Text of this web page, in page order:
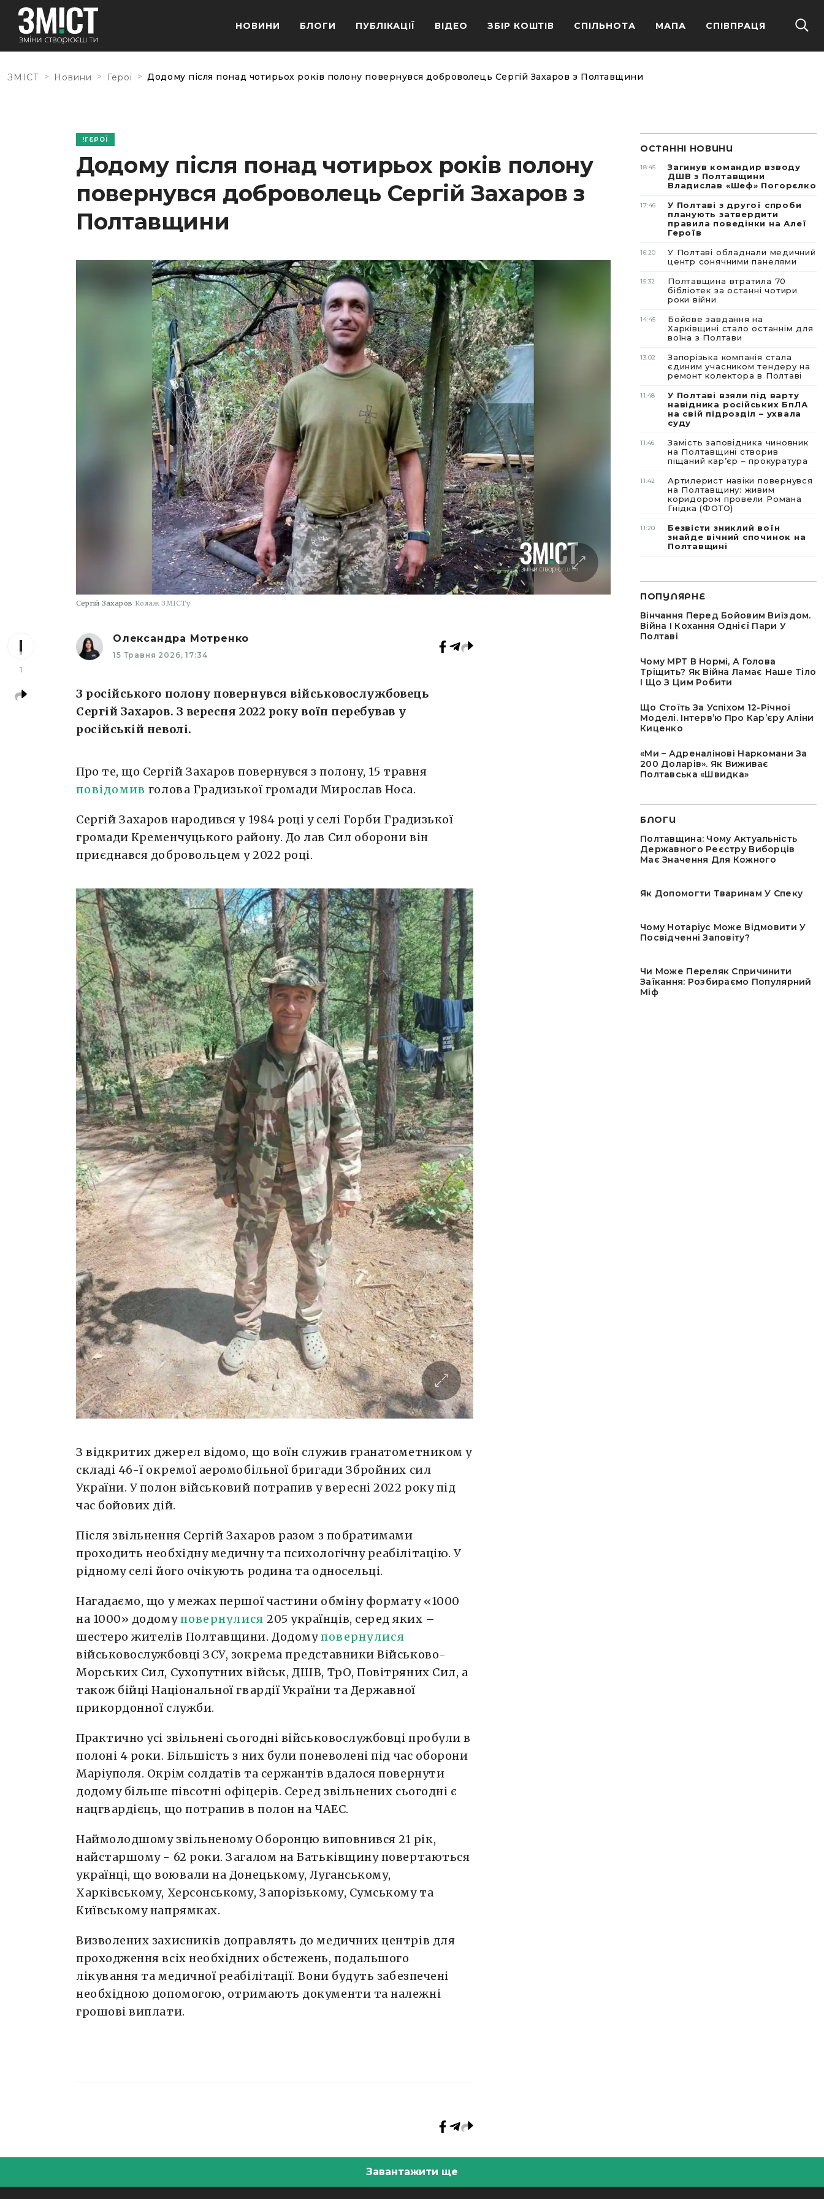
НОВИНИ БЛОГИ ПУБЛІКАЦІЇ ВІДЕО ЗБІР КОШТІВ СПІЛЬНОТА МАПА СПІВПРАЦЯ
ЗМІСТ > Новини > Герої > Додому після понад чотирьох років полону повернувся доброволець Сергій Захаров з Полтавщини
ГЕРОЇ
Додому після понад чотирьох років полону
повернувся доброволець Сергій Захаров з
Полтавщини
Сергій Захаров Колаж ЗМІСТу
1
Олександра Мотренко
15 Травня 2026, 17:34
З російського полону повернувся військовослужбовець
Сергій Захаров. З вересня 2022 року воїн перебував у
російській неволі.
Про те, що Сергій Захаров повернувся з полону, 15 травня
повідомив голова Градизької громади Мирослав Носа.
Сергій Захаров народився у 1984 році у селі Горби Градизької
громади Кременчуцького району. До лав Сил оборони він
приєднався добровольцем у 2022 році.
З відкритих джерел відомо, що воїн служив гранатометником у
складі 46-ї окремої аеромобільної бригади Збройних сил
України. У полон військовий потрапив у вересні 2022 року під
час бойових дій.
Після звільнення Сергій Захаров разом з побратимами
проходить необхідну медичну та психологічну реабілітацію. У
рідному селі його очікують родина та односельці.
Нагадаємо, що у межах першої частини обміну формату «1000
на 1000» додомуповернулися 205 українців, серед яких –
шестеро жителів Полтавщини. Додомуповернулися
військовослужбовці ЗСУ, зокрема представники Військово-
Морських Сил, Сухопутних військ, ДШВ, ТрО, Повітряних Сил, а
також бійці Національної гвардії України та Державної
прикордонної служби.
Практично усі звільнені сьогодні військовослужбовці пробули в
полоні 4 роки. Більшість з них були поневолені під час оборони
Маріуполя. Окрім солдатів та сержантів вдалося повернути
додому більше півсотні офіцерів. Серед звільнених сьогодні є
нацгвардієць, що потрапив в полон на ЧАЕС.
Наймолодшому звільненому Оборонцю виповнився 21 рік,
найстаршому - 62 роки. Загалом на Батьківщину повертаються
українці, що воювали на Донецькому, Луганському,
Харківському, Херсонському, Запорізькому, Сумському та
Київському напрямках.
Визволених захисників доправлять до медичних центрів для
проходження всіх необхідних обстежень, подальшого
лікування та медичної реабілітації. Вони будуть забезпечені
необхідною допомогою, отримають документи та належні
грошові виплати.
ОСТАННІ НОВИНИ
18:45
Загинув командир взводу
ДШВ з Полтавщини
Владислав «Шеф» Погорєлко
17:46
У Полтаві з другої спроби
планують затвердити
правила поведінки на Алеї
Героїв
16:20
У Полтаві обладнали медичний
центр сонячними панелями
15:32
Полтавщина втратила 70
бібліотек за останні чотири
роки війни
14:45
Бойове завдання на
Харківщині стало останнім для
воїна з Полтави
13:02
Запорізька компанія стала
єдиним учасником тендеру на
ремонт колектора в Полтаві
11:48
У Полтаві взяли під варту
навідника російських БпЛА
на свій підрозділ – ухвала
суду
11:46
Замість заповідника чиновник
на Полтавщині створив
піщаний карʼєр – прокуратура
11:42
Артилерист навіки повернувся
на Полтавщину: живим
коридором провели Романа
Гнідка (ФОТО)
11:20
Безвісти зниклий воїн
знайде вічний спочинок на
Полтавщині
ПОПУЛЯРНЕ
Вінчання Перед Бойовим Виїздом.
Війна І Кохання Однієї Пари У
Полтаві
Чому МРТ В Нормі, А Голова
Тріщить? Як Війна Ламає Наше Тіло
І Що З Цим Робити
Що Стоїть За Успіхом 12-Річної
Моделі. Інтервʼю Про Карʼєру Аліни
Киценко
«Ми – Адреналінові Наркомани За
200 Доларів». Як Виживає
Полтавська «швидка»
БЛОГИ
Полтавщина: Чому Актуальність
Державного Реєстру Виборців
Має Значення Для Кожного
Як Допомогти Тваринам У Спеку
Чому Нотаріус Може Відмовити У
Посвідченні Заповіту?
Чи Може Переляк Спричинити
Заїкання: Розбираємо Популярний
Міф
Завантажити ще